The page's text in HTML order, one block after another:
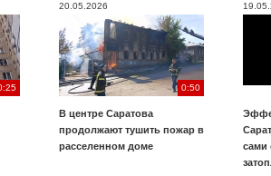
20.05.2026
0:50
В центре Саратова
продолжают тушить пожар в
расселенном доме
сами